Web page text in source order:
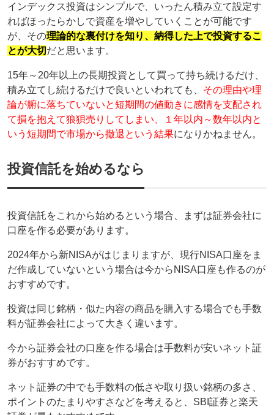
インデックス投資はシンプルで、いったん積み立て設定す
ればほったらかしで資産を増やしていくことが可能です
が、その理論的な裏付けを知り、納得した上で投資するこ
とが大切だと思います。
15年～20年以上の長期投資として買って持ち続けるだけ、
積み立てし続けるだけで良いといわれても、 その理由や理
論が腑に落ちていないと短期間の値動きに感情を支配され
て損を抱えて狼狽売りしてしまい、１年以内～数年以内と
いう短期間で市場から撤退という結果になりかねません。
投資信託を始めるなら
投資信託をこれから始めるという場合、まずは証券会社に
口座を作る必要があります。
2024年から新NISAがはじまりますが、現行NISA口座をま
だ作成していないという場合は今からNISA口座も作るのが
おすすめです。
投資は同じ銘柄・似た内容の商品を購入する場合でも手数
料が証券会社によって大きく違います。
今から証券会社の口座を作る場合は手数料が安いネット証
券がおすすめです。
ネット証券の中でも手数料の低さや取り扱い銘柄の多さ、
ポイントのたまりやすさなどを考えると、SBI証券と楽天